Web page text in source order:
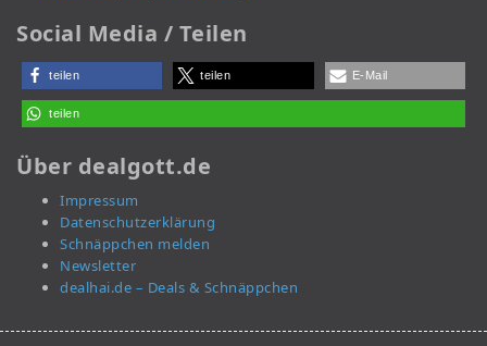
Social Media / Teilen
teilen teilen E-Mail
teilen
Über dealgott.de
Impressum
Datenschutzerklärung
Schnäppchen melden
Newsletter
dealhai.de – Deals & Schnäppchen